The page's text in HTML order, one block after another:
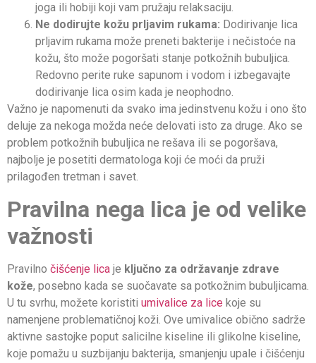
joga ili hobiji koji vam pružaju relaksaciju.
Ne dodirujte kožu prljavim rukama: Dodirivanje lica
prljavim rukama može preneti bakterije i nečistoće na
kožu, što može pogoršati stanje potkožnih bubuljica.
Redovno perite ruke sapunom i vodom i izbegavajte
dodirivanje lica osim kada je neophodno.
Važno je napomenuti da svako ima jedinstvenu kožu i ono što
deluje za nekoga možda neće delovati isto za druge. Ako se
problem potkožnih bubuljica ne rešava ili se pogoršava,
najbolje je posetiti dermatologa koji će moći da pruži
prilagođen tretman i savet.
Pravilna nega lica je od velike
važnosti
Pravilno čišćenje lica je ključno za održavanje zdrave
kože, posebno kada se suočavate sa potkožnim bubuljicama.
U tu svrhu, možete koristiti umivalice za lice koje su
namenjene problematičnoj koži. Ove umivalice obično sadrže
aktivne sastojke poput salicilne kiseline ili glikolne kiseline,
koje pomažu u suzbijanju bakterija, smanjenju upale i čišćenju